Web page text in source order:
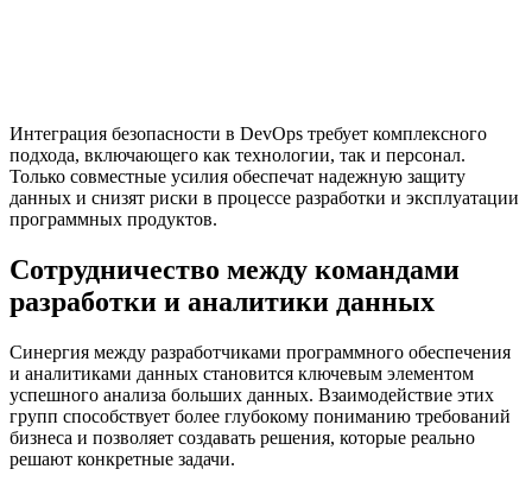
Интеграция безопасности в DevOps требует комплексного
подхода, включающего как технологии, так и персонал.
Только совместные усилия обеспечат надежную защиту
данных и снизят риски в процессе разработки и эксплуатации
программных продуктов.
Сотрудничество между командами
разработки и аналитики данных
Синергия между разработчиками программного обеспечения
и аналитиками данных становится ключевым элементом
успешного анализа больших данных. Взаимодействие этих
групп способствует более глубокому пониманию требований
бизнеса и позволяет создавать решения, которые реально
решают конкретные задачи.